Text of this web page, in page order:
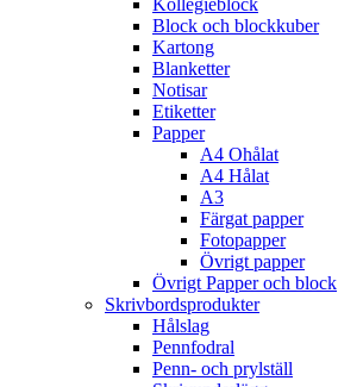
Kollegieblock
Block och blockkuber
Kartong
Blanketter
Notisar
Etiketter
Papper
A4 Ohålat
A4 Hålat
A3
Färgat papper
Fotopapper
Övrigt papper
Övrigt Papper och block
Skrivbordsprodukter
Hålslag
Pennfodral
Penn- och prylställ